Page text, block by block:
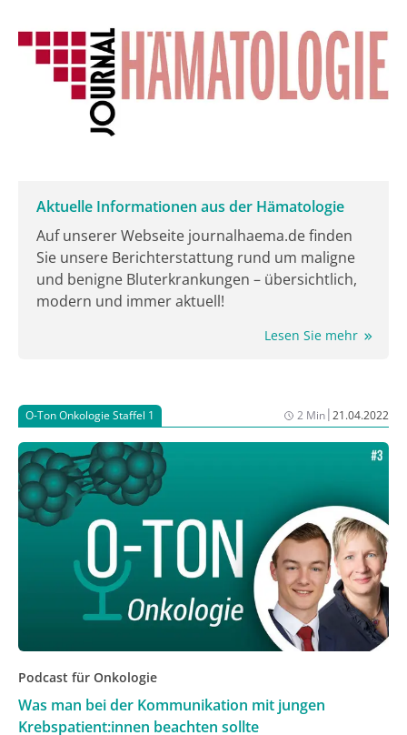
Aktuelle Informationen aus der Hämatologie
Auf unserer Webseite journalhaema.de finden
Sie unsere Berichterstattung rund um maligne
und benigne Bluterkrankungen – übersichtlich,
modern und immer aktuell!
Lesen Sie mehr
O-Ton Onkologie Staffel 1 2 Min|21.04.2022
Podcast für Onkologie
Was man bei der Kommunikation mit jungen
Krebspatient:innen beachten sollte